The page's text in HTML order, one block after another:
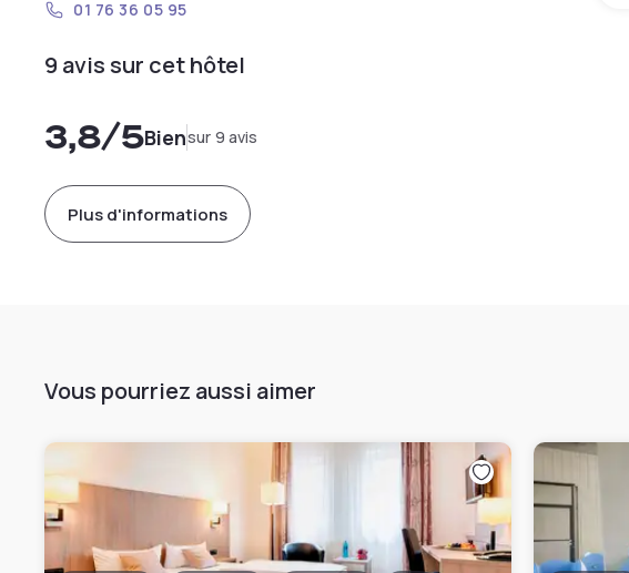
01 76 36 05 95
9 avis sur cet hôtel
3,8/5Biensur 9 avis
Plus d'informations
Vous pourriez aussi aimer